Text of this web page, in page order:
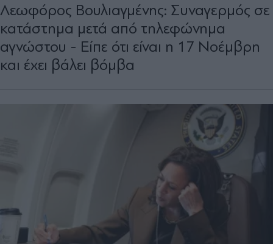
Λεωφόρος Βουλιαγμένης: Συναγερμός σε
κατάστημα μετά από τηλεφώνημα
αγνώστου - Είπε ότι είναι η 17 Νοέμβρη
και έχει βάλει βόμβα